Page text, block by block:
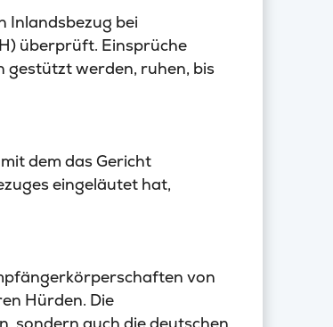
Inlandsbezug bei
überprüft. Einsprüche
gestützt werden, ruhen, bis
dem das Gericht
eingeläutet hat,
von
Hürden. Die